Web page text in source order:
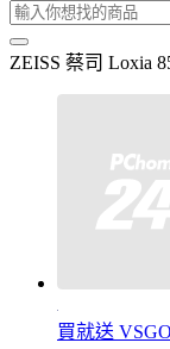
ZEISS 蔡司 Loxia
買就送